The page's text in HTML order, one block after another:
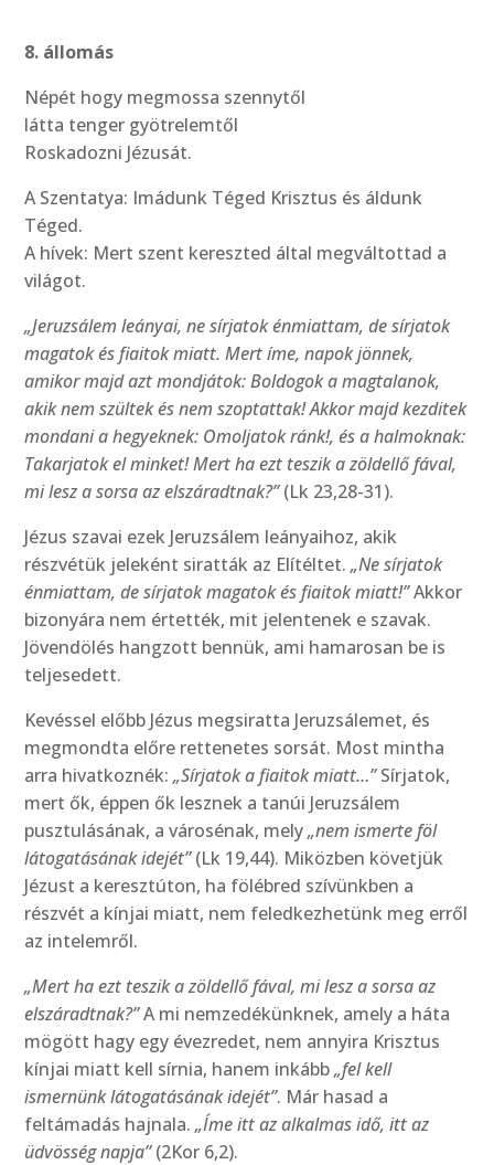
8. állomás
Népét hogy megmossa szennytől
látta tenger gyötrelemtől
Roskadozni Jézusát.
A Szentatya: Imádunk Téged Krisztus és áldunk
Téged.
A hívek: Mert szent kereszted által megváltottad a
világot.
„Jeruzsálem leányai, ne sírjatok énmiattam, de sírjatok
magatok és fiaitok miatt. Mert íme, napok jönnek,
amikor majd azt mondjátok: Boldogok a magtalanok,
akik nem szültek és nem szoptattak! Akkor majd kezditek
mondani a hegyeknek: Omoljatok ránk!, és a halmoknak:
Takarjatok el minket! Mert ha ezt teszik a zöldellő fával,
mi lesz a sorsa az elszáradtnak?”(Lk 23,28-31).
Jézus szavai ezek Jeruzsálem leányaihoz, akik
részvétük jeleként siratták az Elítéltet.„Ne sírjatok
énmiattam, de sírjatok magatok és fiaitok miatt!”Akkor
bizonyára nem értették, mit jelentenek e szavak.
Jövendölés hangzott bennük, ami hamarosan be is
teljesedett.
Kevéssel előbb Jézus megsiratta Jeruzsálemet, és
megmondta előre rettenetes sorsát. Most mintha
arra hivatkoznék:„Sírjatok a fiaitok miatt…”Sírjatok,
mert ők, éppen ők lesznek a tanúi Jeruzsálem
pusztulásának, a városénak, mely„nem ismerte föl
látogatásának idejét”(Lk 19,44). Miközben követjük
Jézust a keresztúton, ha fölébred szívünkben a
részvét a kínjai miatt, nem feledkezhetünk meg erről
az intelemről.
„Mert ha ezt teszik a zöldellő fával, mi lesz a sorsa az
elszáradtnak?”A mi nemzedékünknek, amely a háta
mögött hagy egy évezredet, nem annyira Krisztus
kínjai miatt kell sírnia, hanem inkább„fel kell
ismernünk látogatásának idejét”. Már hasad a
feltámadás hajnala.„Íme itt az alkalmas idő, itt az
üdvösség napja”(2Kor 6,2).